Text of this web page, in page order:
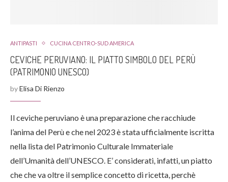
ANTIPASTI CUCINA CENTRO-SUD AMERICA
CEVICHE PERUVIANO: IL PIATTO SIMBOLO DEL PERÙ
(PATRIMONIO UNESCO)
byElisa Di Rienzo
Il ceviche peruviano è una preparazione che racchiude
l’anima del Perù e che nel 2023 è stata ufficialmente iscritta
nella lista del Patrimonio Culturale Immateriale
dell’Umanità dell’UNESCO. E’ considerati, infatti, un piatto
che che va oltre il semplice concetto di ricetta, perchè